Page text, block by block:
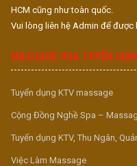
HCM cũng như toàn quốc.
Vui lòng liên hệ Admin để được
MASSAGE VUA TUYỂN
Tuyển dụng KTV massage
Cộng Đồng Nghề Spa –
Tuyển dụng KTV, Thu Ngân,
Việc Làm Massage